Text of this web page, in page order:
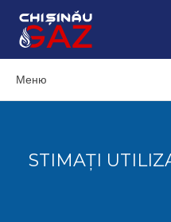
Меню
STIMAȚI